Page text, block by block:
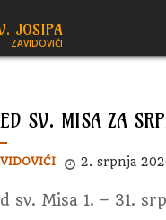
JOSIPA
ZAVIDOVIĆI
SV. MISA ZA
2. srpnja
sv. Misa 1. – 31.